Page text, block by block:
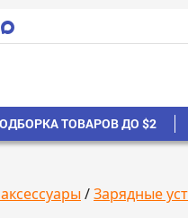
ТОВАРОВ ДО $2
/Зарядные